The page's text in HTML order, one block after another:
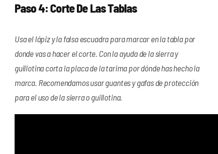
Paso 4: Corte De Las Tablas
Usa el lápiz y la falsa escuadra para marcar en la tabla por
donde vas a hacer el corte. Con la ayuda de la sierra y
guillotina corta la placa de la tarima por dónde has hecho la
marca. Recomendamos usar guantes y gafas de protección
para el uso de la sierra o guillotina.